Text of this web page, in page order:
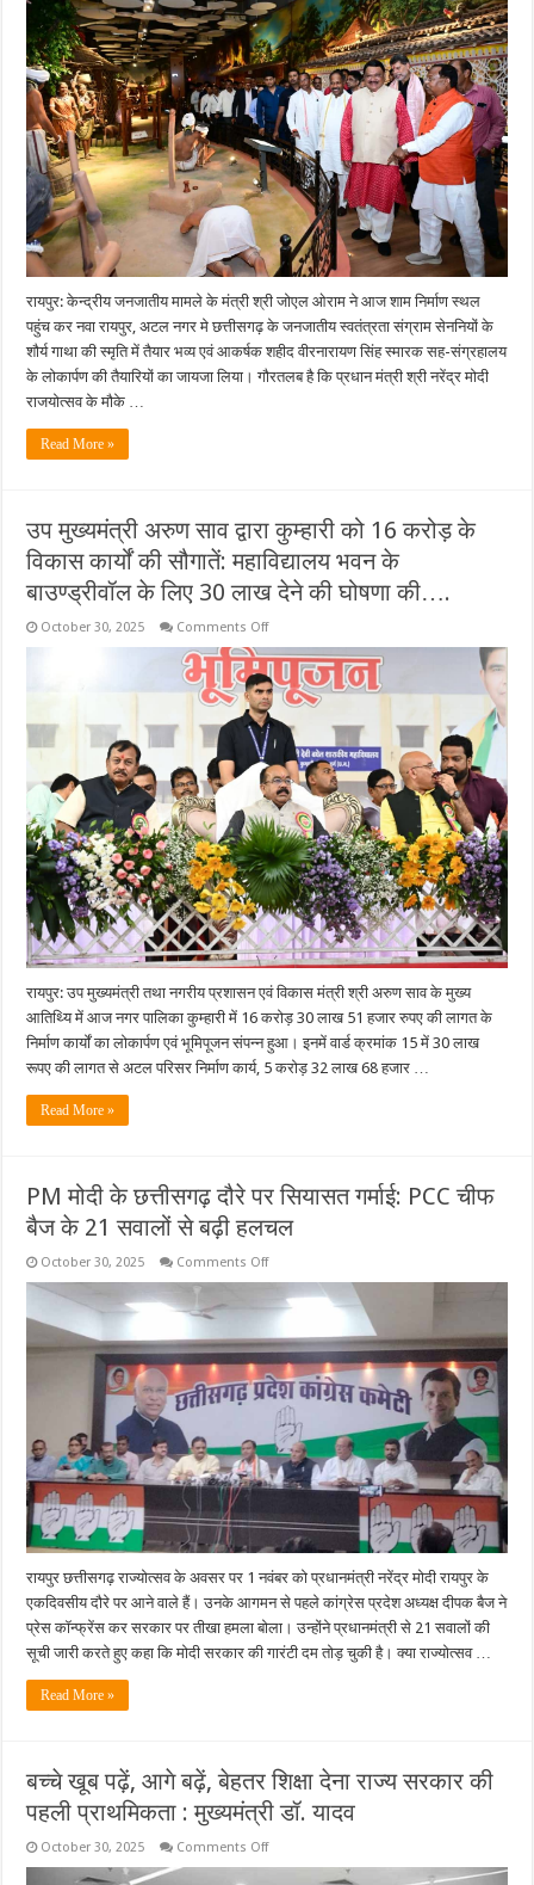
ओराम
ने
जनजातीय
संग्रहालय
के
लोकार्पण
की
तैयारियों
का
लिया
जायजा…
रायपुर: केन्द्रीय जनजातीय मामले के मंत्री श्री जोएल ओराम ने आज शाम निर्माण स्थल
पहुंच कर नवा रायपुर, अटल नगर मे छत्तीसगढ़ के जनजातीय स्वतंत्रता संग्राम सेननियों के
शौर्य गाथा की स्मृति में तैयार भव्य एवं आकर्षक शहीद वीरनारायण सिंह स्मारक सह-संग्रहालय
के लोकार्पण की तैयारियों का जायजा लिया। गौरतलब है कि प्रधान मंत्री श्री नरेंद्र मोदी
राजयोत्सव के मौके …
Read More »
उप मुख्यमंत्री अरुण साव द्वारा कुम्हारी को 16 करोड़ के
विकास कार्यों की सौगातें: महाविद्यालय भवन के
बाउण्ड्रीवॉल के लिए 30 लाख देने की घोषणा की….
October 30, 2025 Comments Offon
मुख्यमंत्री
अरुण
साव
द्वारा
कुम्हारी
को
16
करोड़
के
विकास
कार्यों
की
सौगातें:
महाविद्यालय
भवन
के
बाउण्ड्रीवॉल
के
लिए
30
लाख
देने
की
घोषणा
की….
रायपुर: उप मुख्यमंत्री तथा नगरीय प्रशासन एवं विकास मंत्री श्री अरुण साव के मुख्य
आतिथ्यि में आज नगर पालिका कुम्हारी में 16 करोड़ 30 लाख 51 हजार रुपए की लागत के
निर्माण कार्यों का लोकार्पण एवं भूमिपूजन संपन्न हुआ। इनमें वार्ड क्रमांक 15 में 30 लाख
रूपए की लागत से अटल परिसर निर्माण कार्य, 5 करोड़ 32 लाख 68 हजार …
Read More »
PM मोदी के छत्तीसगढ़ दौरे पर सियासत गर्माई: PCC चीफ
बैज के 21 सवालों से बढ़ी हलचल
October 30, 2025 Comments Offon
दौरे
पर
सियासत
गर्माई:
PCC
चीफ
बैज
के
21
सवालों
से
हलचल
रायपुर छत्तीसगढ़ राज्योत्सव के अवसर पर 1 नवंबर को प्रधानमंत्री नरेंद्र मोदी रायपुर के
एकदिवसीय दौरे पर आने वाले हैं। उनके आगमन से पहले कांग्रेस प्रदेश अध्यक्ष दीपक बैज ने
प्रेस कॉन्फ्रेंस कर सरकार पर तीखा हमला बोला। उन्होंने प्रधानमंत्री से 21 सवालों की
सूची जारी करते हुए कहा कि मोदी सरकार की गारंटी दम तोड़ चुकी है। क्या राज्योत्सव …
Read More »
बच्चे खूब पढ़ें, आगे बढ़ें, बेहतर शिक्षा देना राज्य सरकार की
पहली प्राथमिकता : मुख्यमंत्री डॉ. यादव
October 30, 2025 Comments Offon